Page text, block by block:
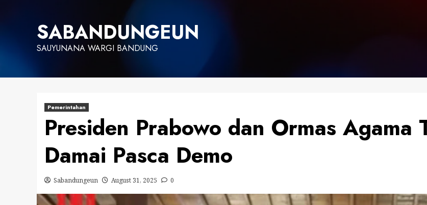
SABANDUNGEUN
SAUYUNANA WARGI BANDUNG
Pemerintahan
Presiden Prabowo dan Ormas Agama
Damai Pasca Demo
Sabandungeun August 31, 2025 0